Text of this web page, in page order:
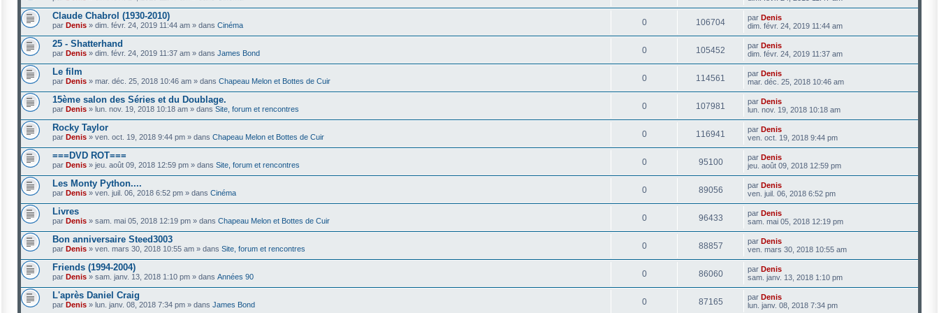
Claude Chabrol (1930-2010)
par Denis » dim. févr. 24, 2019 11:44 am » dans Cinéma 0 106704 par Denis
dim. févr. 24, 2019 11:44 am
25 - Shatterhand
par Denis » dim. févr. 24, 2019 11:37 am » dans James Bond 0 105452 par Denis
dim. févr. 24, 2019 11:37 am
Le film
par Denis » mar. déc. 25, 2018 10:46 am » dans Chapeau Melon et Bottes de Cuir 0 114561 par Denis
mar. déc. 25, 2018 10:46 am
15ème salon des Séries et du Doublage.
par Denis » lun. nov. 19, 2018 10:18 am » dans Site, forum et rencontres 0 107981 par Denis
lun. nov. 19, 2018 10:18 am
Rocky Taylor
par Denis » ven. oct. 19, 2018 9:44 pm » dans Chapeau Melon et Bottes de Cuir 0 116941 par Denis
ven. oct. 19, 2018 9:44 pm
===DVD ROT===
par Denis » jeu. août 09, 2018 12:59 pm » dans Site, forum et rencontres 0 95100 par Denis
jeu. août 09, 2018 12:59 pm
Les Monty Python....
par Denis » ven. juil. 06, 2018 6:52 pm » dans Cinéma 0 89056 par Denis
ven. juil. 06, 2018 6:52 pm
Livres
par Denis » sam. mai 05, 2018 12:19 pm » dans Chapeau Melon et Bottes de Cuir 0 96433 par Denis
sam. mai 05, 2018 12:19 pm
Bon anniversaire Steed3003
par Denis » ven. mars 30, 2018 10:55 am » dans Site, forum et rencontres 0 88857 par Denis
ven. mars 30, 2018 10:55 am
Friends (1994-2004)
par Denis » sam. janv. 13, 2018 1:10 pm » dans Années 90 0 86060 par Denis
sam. janv. 13, 2018 1:10 pm
L'après Daniel Craig
par Denis » lun. janv. 08, 2018 7:34 pm » dans James Bond 0 87165 par Denis
lun. janv. 08, 2018 7:34 pm